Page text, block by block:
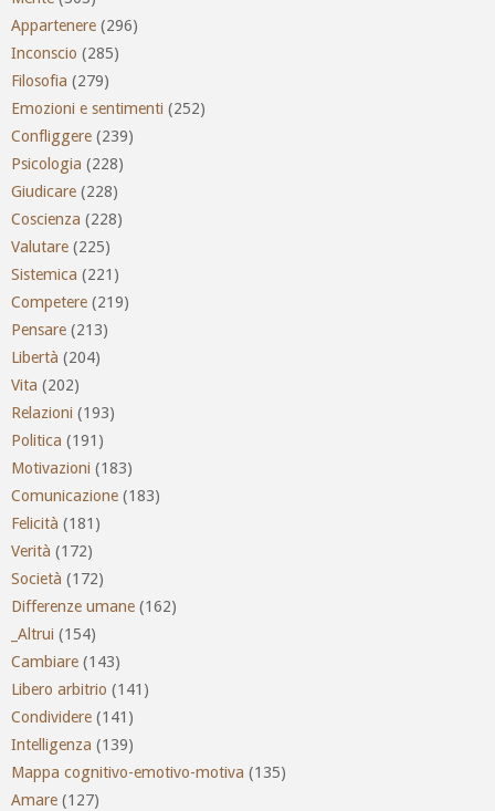
Appartenere (296)
Inconscio (285)
Filosofia (279)
Emozioni e sentimenti (252)
Confliggere (239)
Psicologia (228)
Giudicare (228)
Coscienza (228)
Valutare (225)
Sistemica (221)
Competere (219)
Pensare (213)
Libertà (204)
Vita (202)
Relazioni (193)
Politica (191)
Motivazioni (183)
Comunicazione (183)
Felicità (181)
Verità (172)
Società (172)
Differenze umane (162)
_Altrui (154)
Cambiare (143)
Libero arbitrio (141)
Condividere (141)
Intelligenza (139)
Mappa cognitivo-emotivo-motiva (135)
Amare (127)